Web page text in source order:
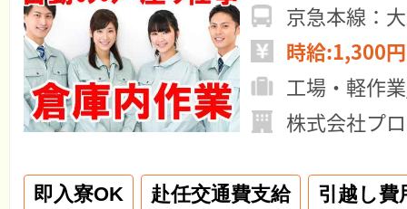
京急本線：
時給:1,300
工場・軽作
株式会社プ
即入寮OK 赴任交通費支給 引越し費